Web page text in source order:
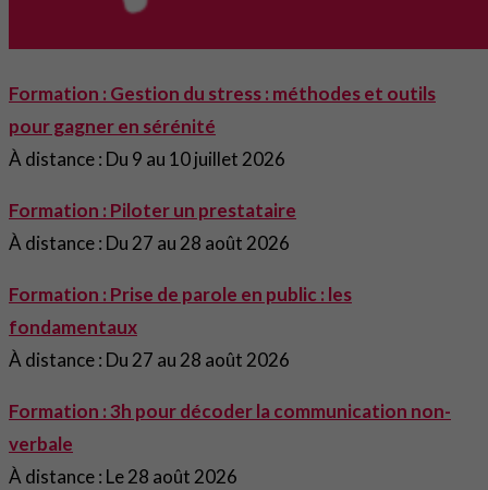
Formation : Gestion du stress : méthodes et outils
pour gagner en sérénité
À distance : Du 9 au 10 juillet 2026
Formation : Piloter un prestataire
À distance : Du 27 au 28 août 2026
Formation : Prise de parole en public : les
fondamentaux
À distance : Du 27 au 28 août 2026
Formation : 3h pour décoder la communication non-
verbale
À distance : Le 28 août 2026